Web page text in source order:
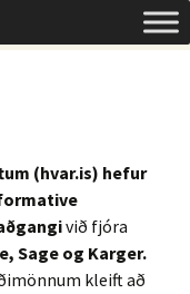
Leita
að:
(hvar.is) hefur
við fjóra
Sage og Karger.
kleift að